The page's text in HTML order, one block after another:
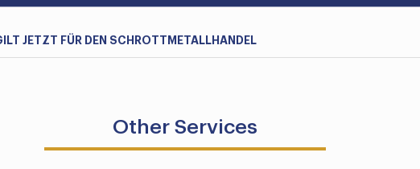
JETZT FÜR DEN SCHROTTMETALLHANDEL
Other Services